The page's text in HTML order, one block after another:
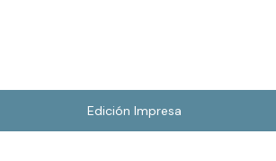
Edición Impresa